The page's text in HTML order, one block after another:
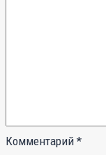
Комментарий *